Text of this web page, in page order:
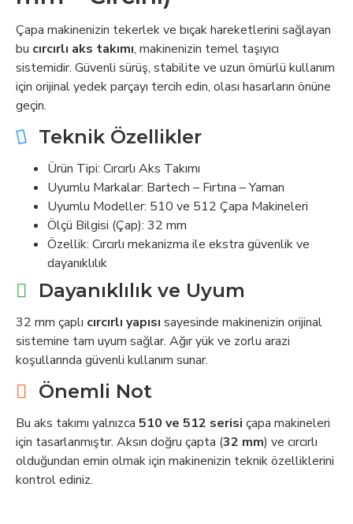
Çapa makinenizin tekerlek ve bıçak hareketlerini sağlayan
bu cırcırlı aks takımı, makinenizin temel taşıyıcı
sistemidir. Güvenli sürüş, stabilite ve uzun ömürlü kullanım
için orijinal yedek parçayı tercih edin, olası hasarların önüne
geçin.
Teknik Özellikler
Ürün Tipi: Cırcırlı Aks Takımı
Uyumlu Markalar: Bartech – Fırtına – Yaman
Uyumlu Modeller: 510 ve 512 Çapa Makineleri
Ölçü Bilgisi (Çap): 32 mm
Özellik: Cırcırlı mekanizma ile ekstra güvenlik ve
dayanıklılık
Dayanıklılık ve Uyum
32 mm çaplı cırcırlı yapısı sayesinde makinenizin orijinal
sistemine tam uyum sağlar. Ağır yük ve zorlu arazi
koşullarında güvenli kullanım sunar.
Önemli Not
Bu aks takımı yalnızca 510 ve 512 serisi çapa makineleri
için tasarlanmıştır. Aksın doğru çapta (32 mm) ve cırcırlı
olduğundan emin olmak için makinenizin teknik özelliklerini
kontrol ediniz.